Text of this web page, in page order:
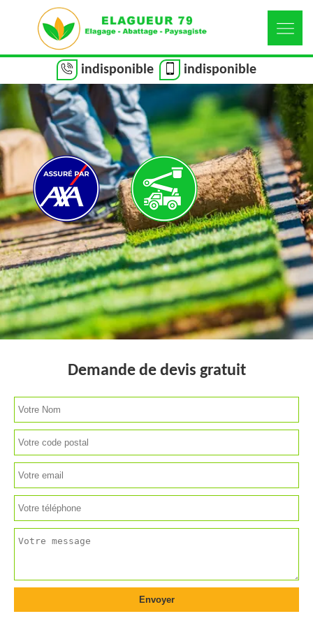
indisponible indisponible
Demande de devis gratuit